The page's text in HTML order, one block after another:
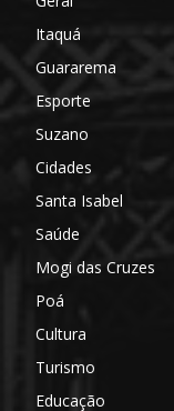
Itaquá
Guararema
Esporte
Suzano
Cidades
Santa Isabel
Saúde
Mogi das Cruzes
Poá
Cultura
Turismo
Educação